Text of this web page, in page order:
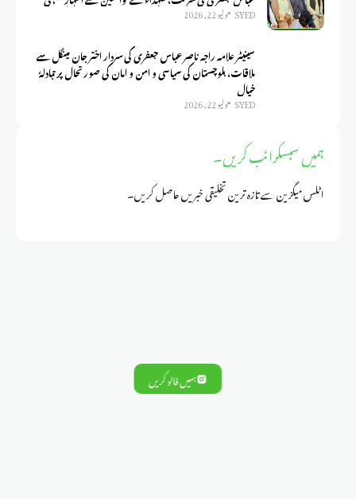
SYED يوليو 22, 2026
سینیٹر علامہ راجہ ناصر عباس جعفری کی سردار اختر جان مینگل سے
ملاقات، بلوچستان کی سیاسی و امن و امان کی صورتحال پر تبادلۂ
خیال
SYED يوليو 22, 2026
ہمیں سبسکرائب کریں۔
اٹلس میگزین سے تازہ ترین تخلیقی خبریں حاصل کریں۔
ہمیں فالو کریں